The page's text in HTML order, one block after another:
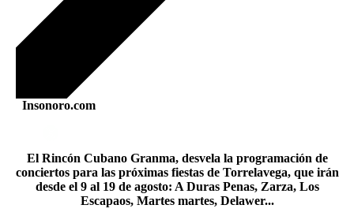
Insonoro.com
El Rincón Cubano Granma, desvela la programación de
conciertos para las próximas fiestas de Torrelavega, que irán
desde el 9 al 19 de agosto: A Duras Penas, Zarza, Los
Escapaos, Martes martes, Delawer...